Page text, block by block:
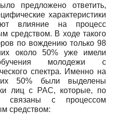
предложено ответить,
характеристики
влияние на процесс
средством. В ходе такого
по вождению только 98
около 50% уже имели
молодежи с
спектра. Именно на
50% были выделены
лиц с РАС, которые, по
связаны с процессом
средством: